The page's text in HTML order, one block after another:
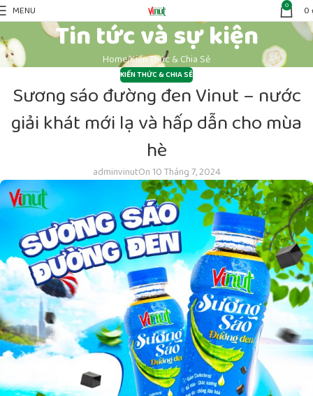
MENU 0 0
Tin tức và sự kiện
HomeKiến Thức & Chia Sẻ
KIẾN THỨC & CHIA SẺ
Sương sáo đường đen Vinut – nước
giải khát mới lạ và hấp dẫn cho mùa
hè
adminvinutOn 10 Tháng 7, 2024